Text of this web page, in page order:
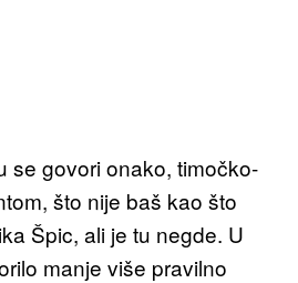
se govori onako, timočko-
što nije baš kao što
Špic, ali je tu negde. U
manje više pravilno